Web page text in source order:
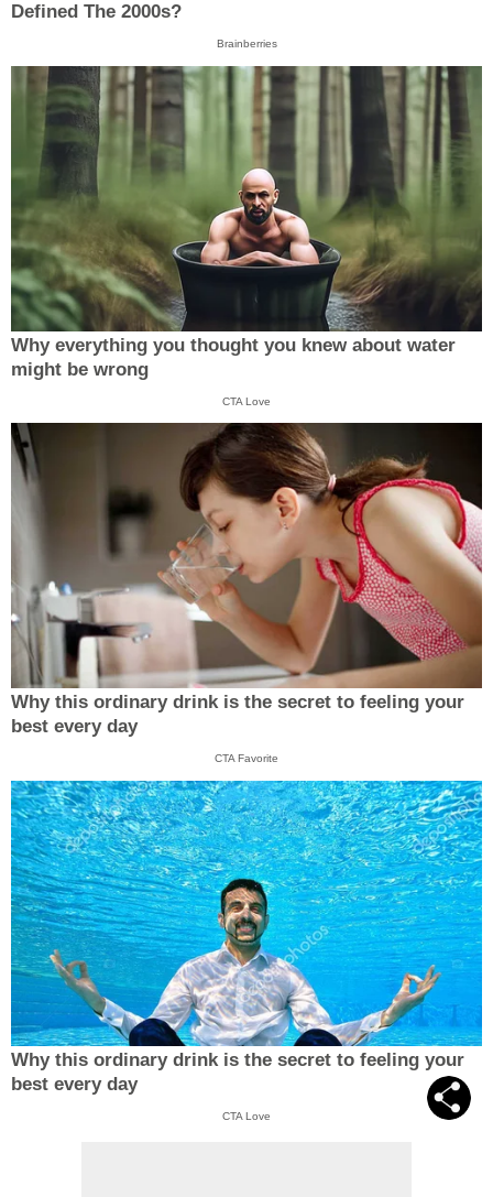
Defined The 2000s?
Brainberries
Why everything you thought you knew about water
might be wrong
CTA Love
Why this ordinary drink is the secret to feeling your
best every day
CTA Favorite
Why this ordinary drink is the secret to feeling your
best every day
CTA Love